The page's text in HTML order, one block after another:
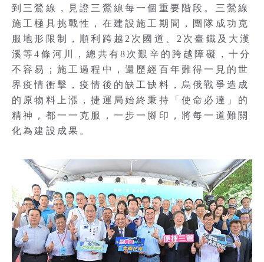
到三鶯線，見證三鶯線每一個重要階段。三鶯線
施工極具挑戰性，在建設施工期間，團隊成功克
服地形限制，順利跨越2次國道、2次臺鐵及大漢
溪等4條河川，總共有8次艱辛的跨越障礙，十分
不容易；施工過程中，還歷經百年難得一見的世
界疫情衝擊，疫情後的缺工缺料，烏俄戰爭造成
的原物料上漲，捷運局始終秉持「使命必達」的
精神，都一一克服，一步一腳印，將每一道難關
化為建設成果。